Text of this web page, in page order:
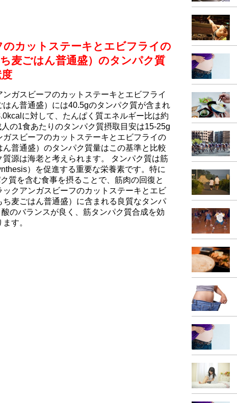
カットステーキとエビフライの
⻨ごはん普通盛）のタンパク質
ガスビーフのカットステーキとエビフライ
ん普通盛）には40.5gのタンパク質が含まれ
に対して、たんぱく質エネルギー比は約
の1食あたりのタンパク質摂取目安は15-25g
スビーフのカットステーキとエビフライの
普通盛）のタンパク質量はこの基準と比較
源は海老と考えられます。 タンパク質は筋
）を促進する重要な栄養素です。特に
質を含む食事を摂ることで、筋肉の回復と
クアンガスビーフのカットステーキとエビ
⻨ごはん普通盛）に含まれる良質なタンパ
のバランスが良く、筋タンパク質合成を効
す。